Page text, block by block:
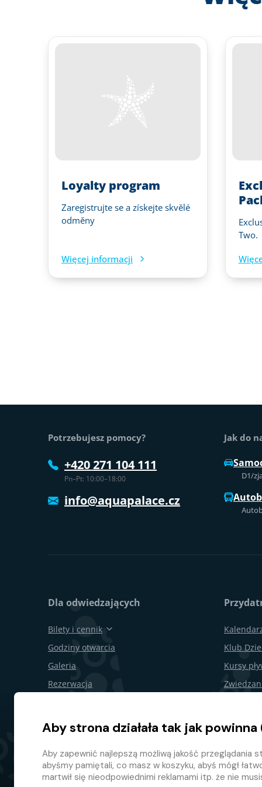
Loyalty program
Zaregistrujte se a získejte skvělé
odměny
Więcej informacji
Two.
Potrzebujesz pomocy?
+420 271 104 111
Pn–Pt: 10:00–18:00
info@aquapalace.cz
Jak do
D1/
Dla odwiedzających
Bilety i cennik
Godziny otwarcia
Galeria
Rezerwacja
Mapa terenu
Klub
Kursy
Program
Aby strona działała tak jak
Aby zapewnić najlepszą możliwą jakość przeglądania
abyśmy pamiętali, co masz w koszyku, abyś mógł
martwił się nieodpowiednimi reklamami itp. że nie